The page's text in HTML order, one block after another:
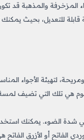
المزخرفة والمذهبة قد
للتعديل، بحيث
لتهيئة الأجواء
النوم هي تلك التي تضيف
شدة الضوء. يمكنك
الفاتح أو الأزرق